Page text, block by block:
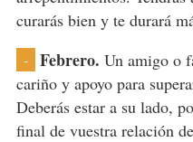
curarás bien y te durará
- Febrero. Un amigo o
cariño y apoyo para
Deberás estar a su lado,
final de vuestra relación